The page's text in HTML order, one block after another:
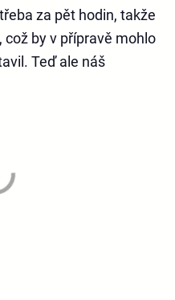
za pět hodin, takže
což by v přípravě mohlo
Teď ale náš